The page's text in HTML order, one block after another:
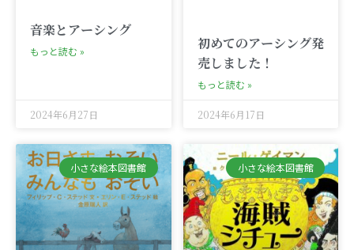
音楽とアーシング
もっと読む »
2024年6月27日
初めてのアーシング発
売しました！
もっと読む »
2024年6月17日
小さな絵本図書館 小さな絵本図書館